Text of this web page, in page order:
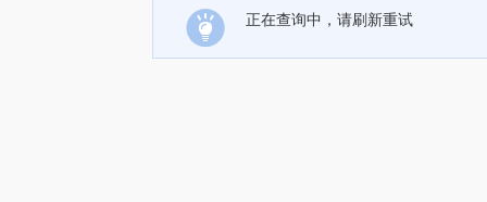
正在查询中，请刷新重试